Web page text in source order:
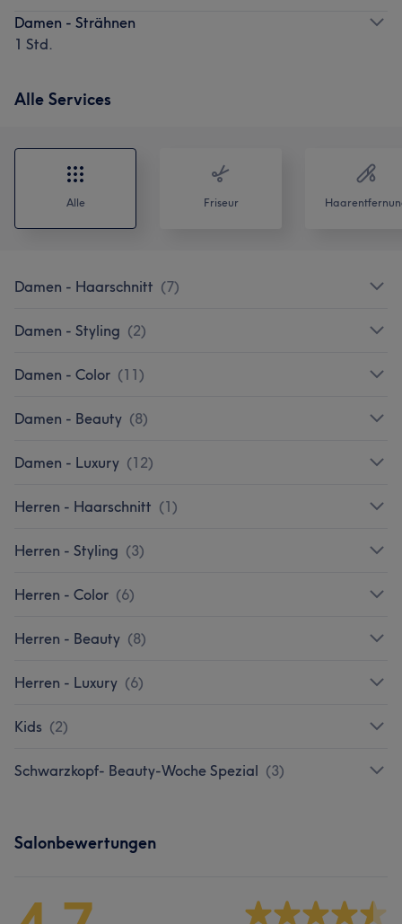
Damen - Strähnen
1 Std.
Alle Services
Alle Friseur
Damen - Haarschnitt (7)
Damen - Styling (2)
Damen - Color (11)
Damen - Beauty (8)
Damen - Luxury (12)
Herren - Haarschnitt (1)
Herren - Styling (3)
Herren - Color (6)
Herren - Beauty (8)
Herren - Luxury (6)
Kids (2)
Schwarzkopf- Beauty-Woche Spezial (3)
Salonbewertungen